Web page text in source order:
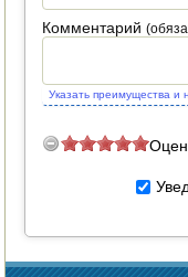
ДУШ ДЛЯ
МАНГАЛЫ,
ОРЕХОКОЛЫ
Комментарий
Указать преимущества и